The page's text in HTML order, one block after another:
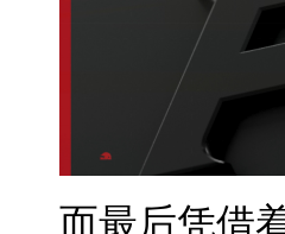
而最后凭借